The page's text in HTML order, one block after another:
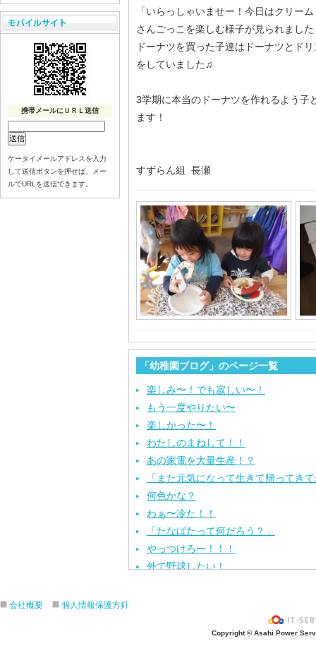
「いらっしゃいませー！今日はクリー
さんごっこを楽しむ様子が見られました
ドーナツを買った子達はドーナツとド
をしていました♫
3学期に本当のドーナツを作れるよう子
ます！
すずらん組 長瀬
「幼稚園ブログ」のページ一覧
楽しみ〜！でも寂しい〜！
もう一度やりたい〜
楽しかった〜！
わたしのまねして！！
あの家電を大量生産！？
「また元気になって生きて帰ってき
何色かな？
わぁ〜冷た！！
「たなばたって何だろう？」
やっつけろー！！！
外で野球したい！
あの先生はだ〜れ？
携帯メールにＵＲＬ送信
ケータイメールアドレスを入力
して送信ボタンを押せば、メー
ルでURLを送信できます。
会社概要 個人情報保護方針
Copyright © Asahi Power